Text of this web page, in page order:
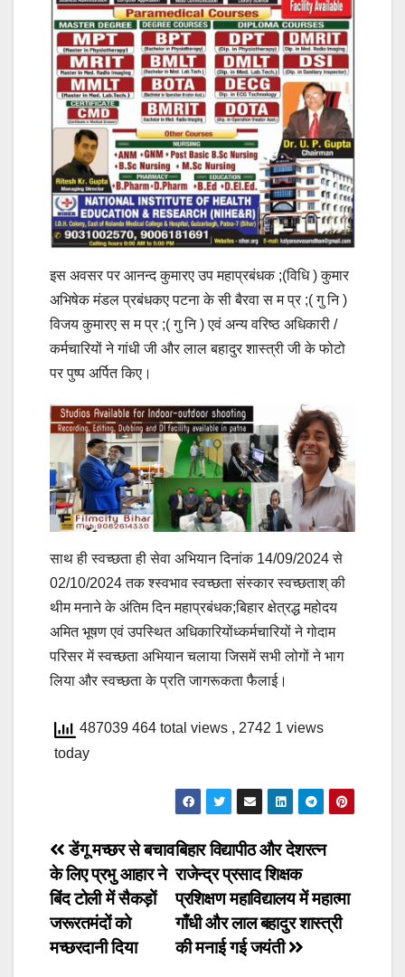
इस अवसर पर आनन्द कुमारए उप महाप्रबंधक ;(विधि ) कुमार
अभिषेक मंडल प्रबंधकए पटना के सी बैरवा स म प्र ;( गु नि )
विजय कुमारए स म प्र ;( गु नि ) एवं अन्य वरिष्ठ अधिकारी /
कर्मचारियों ने गांधी जी और लाल बहादुर शास्त्री जी के फोटो
पर पुष्प अर्पित किए।
साथ ही स्वच्छता ही सेवा अभियान दिनांक 14/09/2024 से
02/10/2024 तक श्स्वभाव स्वच्छता संस्कार स्वच्छताश् की
थीम मनाने के अंतिम दिन महाप्रबंधक;बिहार क्षेत्रद्ध महोदय
अमित भूषण एवं उपस्थित अधिकारियोंध्कर्मचारियों ने गोदाम
परिसर में स्वच्छता अभियान चलाया जिसमें सभी लोगों ने भाग
लिया और स्वच्छता के प्रति जागरूकता फैलाई।
487039 464 total views , 2742 1 views
today
Post
navigation
बिहार विद्यापीठ और देशरत्न
राजेन्द्र प्रसाद शिक्षक
प्रशिक्षण महाविद्यालय में महात्मा
गाँधी और लाल बहादुर शास्त्री
की मनाई गई जयंती
डेंगू मच्छर से बचाव
के लिए प्रभु आहार ने
बिंद टोली में सैकड़ों
जरूरतमंदों को
मच्छरदानी दिया